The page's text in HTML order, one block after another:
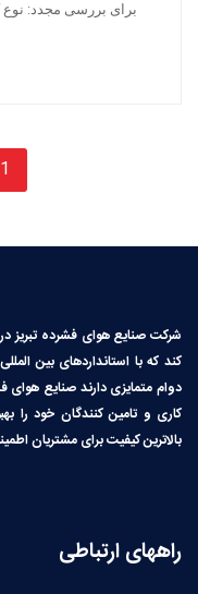
برای بررسی مجدد:
1
شرکت صنایع هوای فشرده تبریز
کند که با استانداردهای بین
دوام متمایزی دارند صنایع هوای
کاری و تامین کنندگان خود را
بالاترین کیفیت برای مشتریان
راههای ارتباطی